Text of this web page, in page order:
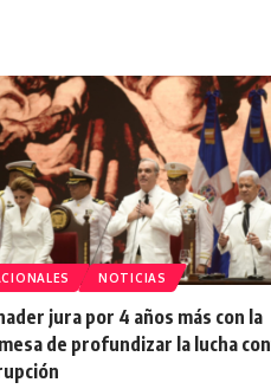
NOTICIAS
jura por 4 años más con la
de profundizar la lucha